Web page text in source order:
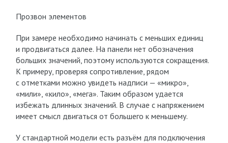
Прозвон элементов
При замере необходимо начинать с меньших единиц
и продвигаться далее. На панели нет обозначения
больших значений, поэтому используются сокращения.
К примеру, проверяя сопротивление, рядом
с отметками можно увидеть надписи — «микро»,
«мили», «кило», «мега». Таким образом удается
избежать длинных значений. В случае с напряжением
имеет смысл двигаться от большего к меньшему.
У стандартной модели есть разъём для подключения